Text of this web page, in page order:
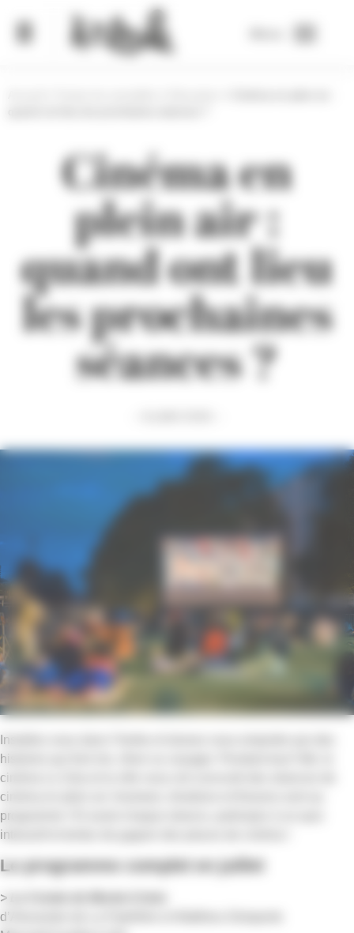
Cinéma en
plein air :
quand ont lieu
les prochaines
séances ?
Installez-vous dans l’herbe et laissez-vous emporter par des
histoires qui font rire, rêver ou voyager. Pendant tout l’été, le
cinéma Le Zola et la ville vous ont concocté des séances de
cinéma en plein air. Aventure, émotions et frissons sont au
programme ! Et avant chaque séance, participez à un quiz
interactif et tentez de gagner des places de cinéma !
Le programme complet en juillet
> Le Comte de Monte-Cristo
d’Alexandre de La Patellière et Matthieu Delaporte
Panneau de gestion des cookies